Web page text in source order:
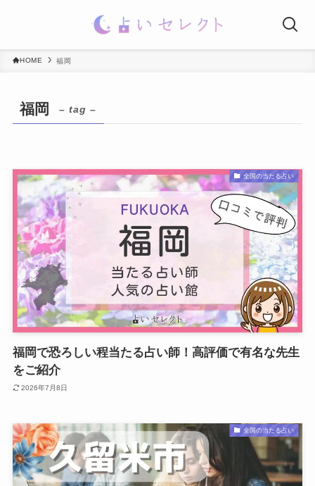
HOME 福岡
福岡 – tag –
全国の当たる占い
福岡で恐ろしい程当たる占い師！高評価で有名な先生
をご紹介
2026年7月8日
全国の当たる占い